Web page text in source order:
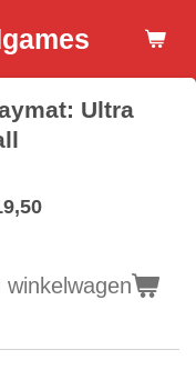
Ultra
winkelwagen